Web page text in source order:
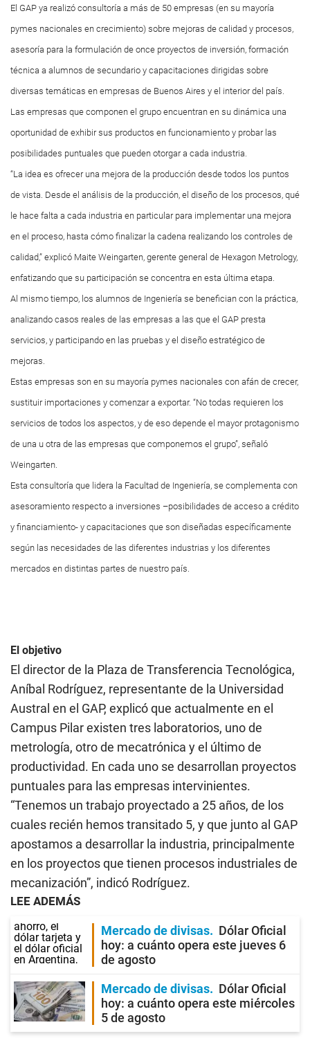
El GAP ya realizó consultoría a más de 50 empresas (en su mayoría
pymes nacionales en crecimiento) sobre mejoras de calidad y procesos,
asesoría para la formulación de once proyectos de inversión, formación
técnica a alumnos de secundario y capacitaciones dirigidas sobre
diversas temáticas en empresas de Buenos Aires y el interior del país.
Las empresas que componen el grupo encuentran en su dinámica una
oportunidad de exhibir sus productos en funcionamiento y probar las
posibilidades puntuales que pueden otorgar a cada industria.
“La idea es ofrecer una mejora de la producción desde todos los puntos
de vista. Desde el análisis de la producción, el diseño de los procesos, qué
le hace falta a cada industria en particular para implementar una mejora
en el proceso, hasta cómo finalizar la cadena realizando los controles de
calidad,” explicó Maite Weingarten, gerente general de Hexagon Metrology,
enfatizando que su participación se concentra en esta última etapa.
Al mismo tiempo, los alumnos de Ingeniería se benefician con la práctica,
analizando casos reales de las empresas a las que el GAP presta
servicios, y participando en las pruebas y el diseño estratégico de
mejoras.
Estas empresas son en su mayoría pymes nacionales con afán de crecer,
sustituir importaciones y comenzar a exportar. “No todas requieren los
servicios de todos los aspectos, y de eso depende el mayor protagonismo
de una u otra de las empresas que componemos el grupo”, señaló
Weingarten.
Esta consultoría que lidera la Facultad de Ingeniería, se complementa con
asesoramiento respecto a inversiones –posibilidades de acceso a crédito
y financiamiento- y capacitaciones que son diseñadas específicamente
según las necesidades de las diferentes industrias y los diferentes
mercados en distintas partes de nuestro país.
El objetivo
El director de la Plaza de Transferencia Tecnológica,
Aníbal Rodríguez, representante de la Universidad
Austral en el GAP, explicó que actualmente en el
Campus Pilar existen tres laboratorios, uno de
metrología, otro de mecatrónica y el último de
productividad. En cada uno se desarrollan proyectos
puntuales para las empresas intervinientes.
“Tenemos un trabajo proyectado a 25 años, de los
cuales recién hemos transitado 5, y que junto al GAP
apostamos a desarrollar la industria, principalmente
en los proyectos que tienen procesos industriales de
mecanización”, indicó Rodríguez.
LEE ADEMÁS
Mercado de divisas
Dólar Oficial
hoy: a cuánto opera este jueves 6
de agosto
Mercado de divisas
Dólar Oficial
hoy: a cuánto opera este miércoles
5 de agosto